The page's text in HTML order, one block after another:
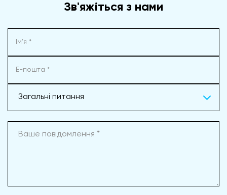
Зв'яжіться з нами
Загальні питання